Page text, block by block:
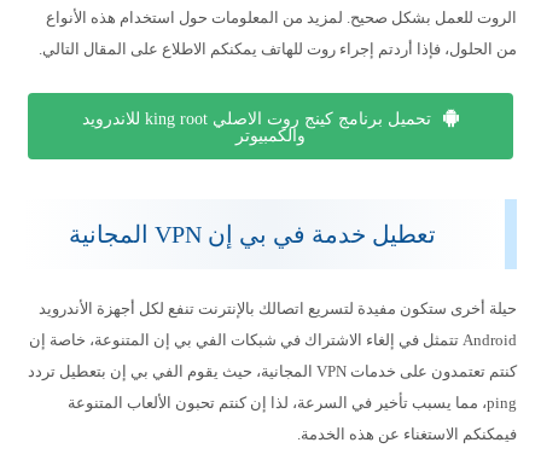
الروت للعمل بشكل صحيح. لمزيد من المعلومات حول استخدام هذه الأنواع
من الحلول، فإذا أردتم إجراء روت للهاتف يمكنكم الاطلاع على المقال التالي.
تحميل برنامج كينج روت الاصلي king root للاندرويد
والكمبيوتر
تعطيل خدمة في بي إن VPN المجانية
حيلة أخرى ستكون مفيدة لتسريع اتصالك بالإنترنت تنفع لكل أجهزة الأندرويد
Android تتمثل في إلغاء الاشتراك في شبكات الفي بي إن المتنوعة، خاصة إن
كنتم تعتمدون على خدمات VPN المجانية، حيث يقوم الفي بي إن بتعطيل تردد
ping، مما يسبب تأخير في السرعة، لذا إن كنتم تحبون الألعاب المتنوعة
فيمكنكم الاستغناء عن هذه الخدمة.